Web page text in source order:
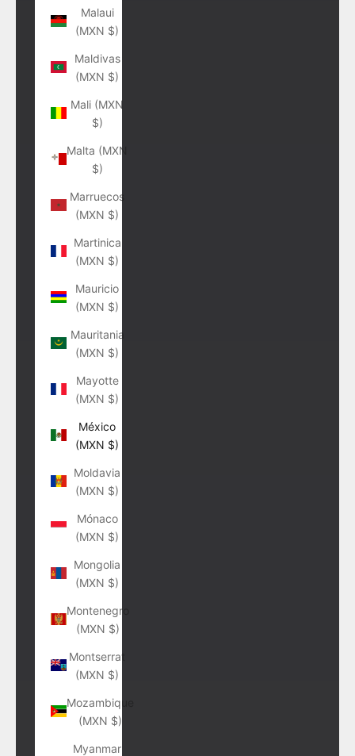
Malaui
(MXN $)
Maldivas
(MXN $)
Mali (MXN
$)
Malta (MXN
$)
Marruecos
(MXN $)
Martinica
(MXN $)
Mauricio
(MXN $)
Mauritania
(MXN $)
Mayotte
(MXN $)
México
(MXN $)
Moldavia
(MXN $)
Mónaco
(MXN $)
Mongolia
(MXN $)
Montenegro
(MXN $)
Montserrat
(MXN $)
Mozambique
(MXN $)
Myanmar